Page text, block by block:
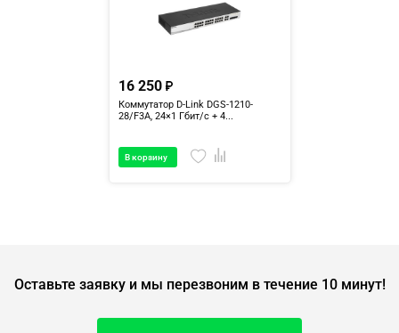
16 250
Коммутатор D-Link DGS-1210-
28/F3A, 24×1 Гбит/с + 4...
В корзину
Оставьте заявку и мы перезвоним в течение 10 минут!